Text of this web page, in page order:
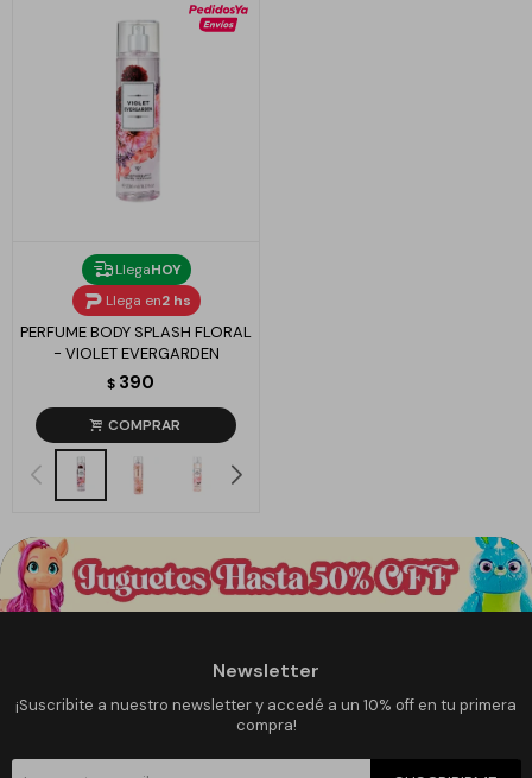
LlegaHOY
Llega en2 hs
PERFUME BODY SPLASH FLORAL
- VIOLET EVERGARDEN
$ 390
Newsletter
¡Suscribite a nuestro newsletter y accedé a un 10% off en tu primera
compra!